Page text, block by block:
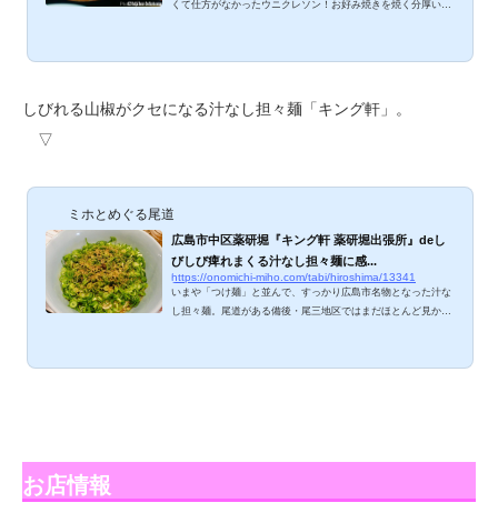
くて仕方がなかったウニクレソン！お好み焼きを焼く分厚い鉄
ンの『中ちゃん』、期待以上の美味しさに出会えるお店でした
好み焼きに、なまものもあるんですね。中華そばや広島風つけ
しびれる山椒がクセになる汁なし担々麺「キング軒」。
▽
ミホとめぐる尾道
広島市中区薬研堀『キング軒 薬研堀出張所』deし
びしび痺れまくる汁なし担々麺に感...
https://onomichi-miho.com/tabi/hiroshima/13341
いまや「つけ麺」と並んで、すっかり広島市名物となった汁な
し担々麺。尾道がある備後・尾三地区ではまだほとんど見かけ
広島』を読んで以来、ここ『キング軒』にロックオンしてたの
お店情報